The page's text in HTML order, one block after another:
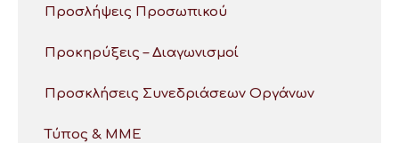
Προσλήψεις Προσωπικού
Προκηρύξεις – Διαγωνισμοί
Προσκλήσεις Συνεδριάσεων Οργάνων
Τύπος & ΜΜΕ